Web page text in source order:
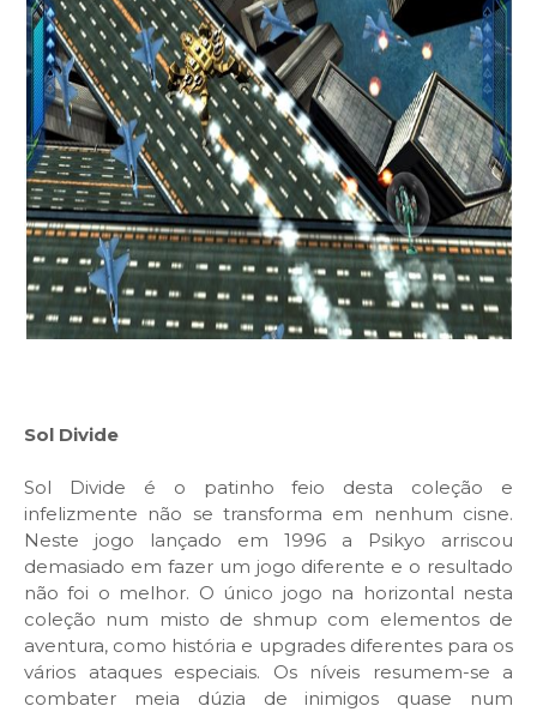
Sol Divide
Sol Divide é o patinho feio desta coleção e
infelizmente não se transforma em nenhum cisne.
Neste jogo lançado em 1996 a Psikyo arriscou
demasiado em fazer um jogo diferente e o resultado
não foi o melhor. O único jogo na horizontal nesta
coleção num misto de shmup com elementos de
aventura, como história e upgrades diferentes para os
vários ataques especiais. Os níveis resumem-se a
combater meia dúzia de inimigos quase num